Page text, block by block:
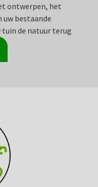
ontwerpen, het
bestaande
tuin de natuur terug